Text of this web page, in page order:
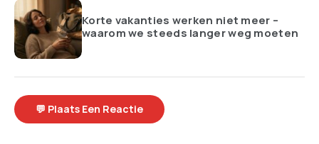
Korte vakanties werken niet meer –
waarom we steeds langer weg moeten
💬 Plaats Een Reactie